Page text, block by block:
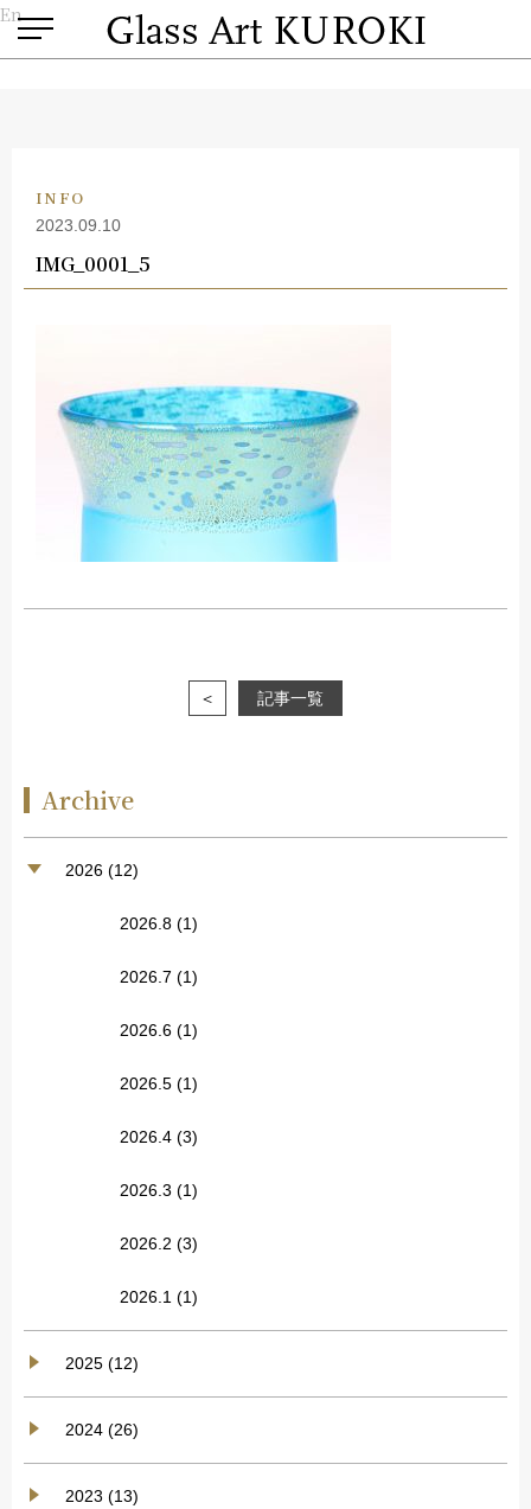
En
INFO
2023.09.10
IMG_0001_5
＜ 記事一覧
Archive
2026 (12)
2026.8 (1)
2026.7 (1)
2026.6 (1)
2026.5 (1)
2026.4 (3)
2026.3 (1)
2026.2 (3)
2026.1 (1)
2025 (12)
2024 (26)
2023 (13)